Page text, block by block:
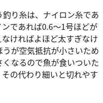
り糸は、ナイロン糸であ
であれば0.6～1号ほどが
ければよほど太すぎなけ
が空気抵抗が小さいため
なるので魚が食いついた
の代わり細いと切れやす